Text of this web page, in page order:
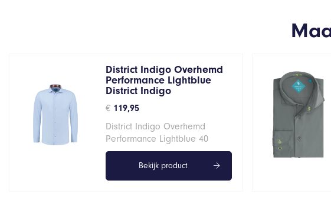
District Indigo Overhemd
Performance Lightblue
District Indigo
€ 119,95
District Indigo Overhemd
Performance Lightblue 40
Bekijk product